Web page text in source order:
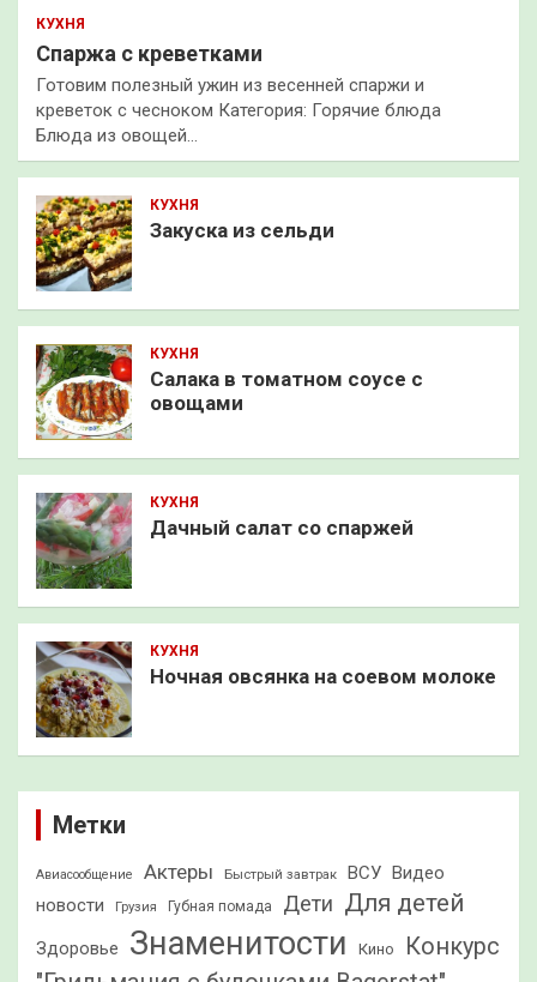
КУХНЯ
Спаржа с креветками
Готовим полезный ужин из весенней спаржи и
креветок с чесноком Категория: Горячие блюда
Блюда из овощей…
КУХНЯ
Закуска из сельди
КУХНЯ
Салака в томатном соусе с
овощами
КУХНЯ
Дачный салат со спаржей
КУХНЯ
Ночная овсянка на соевом молоке
Метки
Авиасообщение Актеры Быстрый завтрак ВСУ
Видео
новости
Грузия Губная помада Дети Для детей
Здоровье Знаменитости Кино
Конкурс